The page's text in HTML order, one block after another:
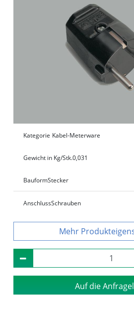
Kategorie Kabel-Meterware
Gewicht in Kg/Stk.0,031
BauformStecker
AnschlussSchrauben
Auf die